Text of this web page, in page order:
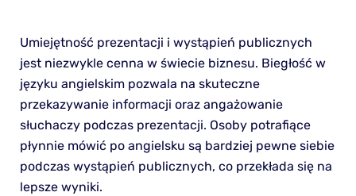
Umiejętność prezentacji i wystąpień publicznych
jest niezwykle cenna w świecie biznesu. Biegłość w
języku angielskim pozwala na skuteczne
przekazywanie informacji oraz angażowanie
słuchaczy podczas prezentacji. Osoby potrafiące
płynnie mówić po angielsku są bardziej pewne siebie
podczas wystąpień publicznych, co przekłada się na
lepsze wyniki.